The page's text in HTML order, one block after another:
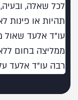
לכל שאלה, ובעיה,
תהיות או פינות
עו"ד אלעד שאול
ממליצה בחום
רבה עו"ד אלעד